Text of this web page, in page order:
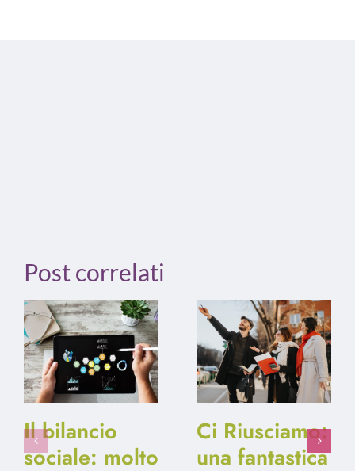
Post correlati
Il bilancio
sociale: molto
Ci Riusciamo:
una fantastica